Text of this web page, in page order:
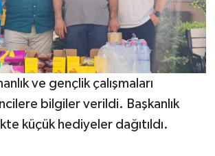
ve gençlik çalışmaları
bilgiler verildi. Başkanlık
küçük hediyeler dağıtıldı.
Müftülüğü